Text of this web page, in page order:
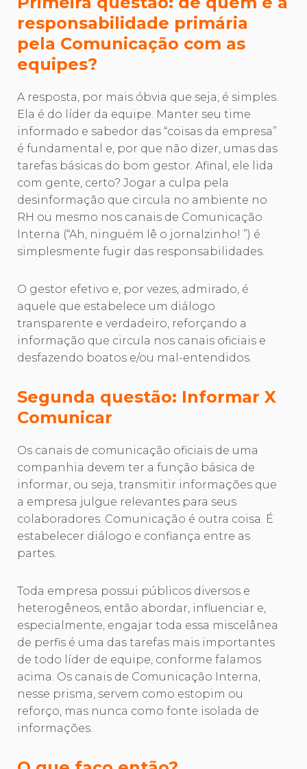
responsabilidade primária
pela Comunicação com as
equipes?
A resposta, por mais óbvia que seja, é simples.
Ela é do líder da equipe. Manter seu time
informado e sabedor das “coisas da empresa”
é fundamental e, por que não dizer, umas das
tarefas básicas do bom gestor. Afinal, ele lida
com gente, certo? Jogar a culpa pela
desinformação que circula no ambiente no
RH ou mesmo nos canais de Comunicação
Interna (“Ah, ninguém lê o jornalzinho! ”) é
simplesmente fugir das responsabilidades.
O gestor efetivo e, por vezes, admirado, é
aquele que estabelece um diálogo
transparente e verdadeiro, reforçando a
informação que circula nos canais oficiais e
desfazendo boatos e/ou mal-entendidos.
Segunda questão: Informar X
Comunicar
Os canais de comunicação oficiais de uma
companhia devem ter a função básica de
informar, ou seja, transmitir informações que
a empresa julgue relevantes para seus
colaboradores. Comunicação é outra coisa. É
estabelecer diálogo e confiança entre as
partes.
Toda empresa possui públicos diversos e
heterogêneos, então abordar, influenciar e,
especialmente, engajar toda essa miscelânea
de perfis é uma das tarefas mais importantes
de todo líder de equipe, conforme falamos
acima. Os canais de Comunicação Interna,
nesse prisma, servem como estopim ou
reforço, mas nunca como fonte isolada de
informações.